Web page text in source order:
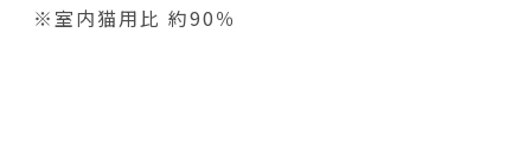
※室内猫用比 約90％